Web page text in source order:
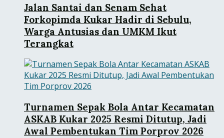
Jalan Santai dan Senam Sehat
Forkopimda Kukar Hadir di Sebulu,
Warga Antusias dan UMKM Ikut
Terangkat
Turnamen Sepak Bola Antar Kecamatan
ASKAB Kukar 2025 Resmi Ditutup, Jadi
Awal Pembentukan Tim Porprov 2026